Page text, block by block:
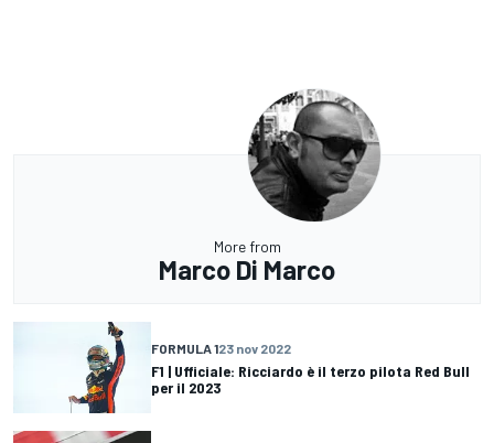
More from
Marco Di Marco
FORMULA 123 nov 2022
F1 | Ufficiale: Ricciardo è il terzo pilota Red Bull
per il 2023